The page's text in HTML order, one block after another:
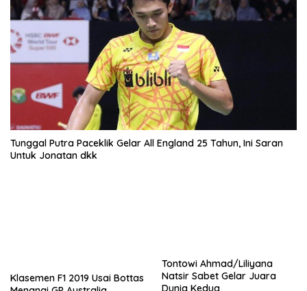
Tunggal Putra Paceklik Gelar All England 25 Tahun, Ini Saran
Untuk Jonatan dkk
Klasemen F1 2019 Usai Bottas
Tontowi Ahmad/Liliyana
Natsir Sabet Gelar Juara